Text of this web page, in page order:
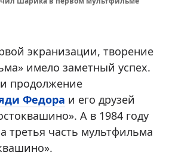
экранизации, творение
имело заметный успех.
продолжение
Федора и его друзей
А в 1984 году
третья часть мультфильма